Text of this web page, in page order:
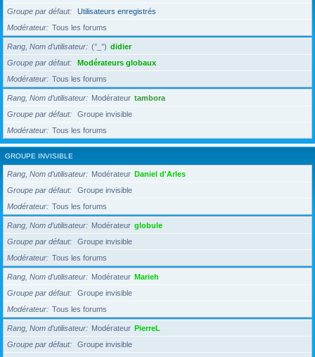
Groupe par défaut
Utilisateurs enregistrés
Modérateur
Tous les forums
Rang, Nom d’utilisateur (°_°) didier
Groupe par défaut
Modérateurs globaux
Modérateur
Tous les forums
Rang, Nom d’utilisateur Modérateur tambora
Groupe par défaut
Groupe invisible
Modérateur
Tous les forums
GROUPE INVISIBLE
Rang, Nom d’utilisateur Modérateur Daniel d'Arles
Groupe par défaut
Groupe invisible
Modérateur
Tous les forums
Rang, Nom d’utilisateur Modérateur globule
Groupe par défaut
Groupe invisible
Modérateur
Tous les forums
Rang, Nom d’utilisateur Modérateur Marieh
Groupe par défaut
Groupe invisible
Modérateur
Tous les forums
Rang, Nom d’utilisateur Modérateur PierreL
Groupe par défaut
Groupe invisible